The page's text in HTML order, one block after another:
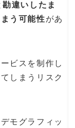
勘違いしたま
う可能性があ
ビスを制作し
しまうリスク
モグラフィッ